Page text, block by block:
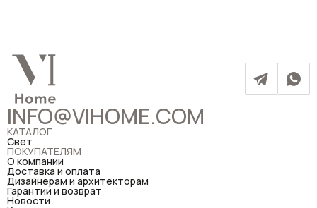
INFO@VIHOME.COM
КАТАЛОГ
Свет
ПОКУПАТЕЛЯМ
О компании
Доставка и оплата
Дизайнерам и архитекторам
Гарантии и возврат
Новости